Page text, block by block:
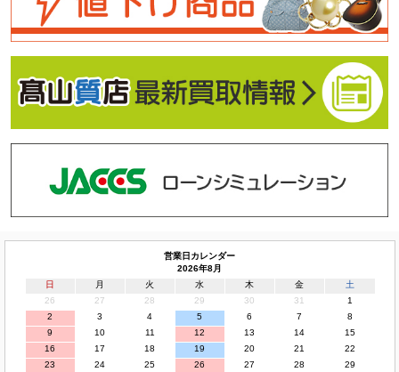
営業日カレンダー
2026年8月
日
月 火 水 木 金
土
26
27 28 29 30 31
1
2
3 4 5 6 7
8
9
10 11 12 13 14
15
16
17 18 19 20 21
22
23
24 25 26 27 28
29